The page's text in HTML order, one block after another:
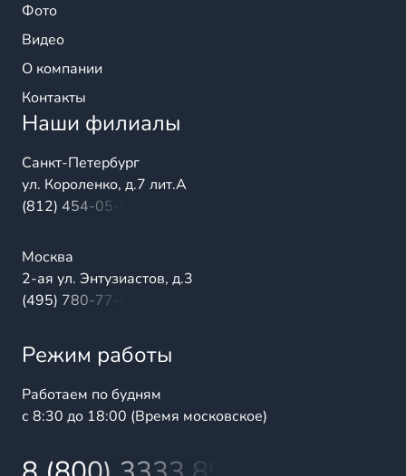
Фото
Видео
О компании
Контакты
Наши филиалы
Санкт-Петербург
ул. Короленко, д.7 лит.А
(812) 454-05-54
Москва
2-ая ул. Энтузиастов, д.3
(495) 780-77-98
Режим работы
Работаем по будням
с 8:30 до 18:00 (Время московское)